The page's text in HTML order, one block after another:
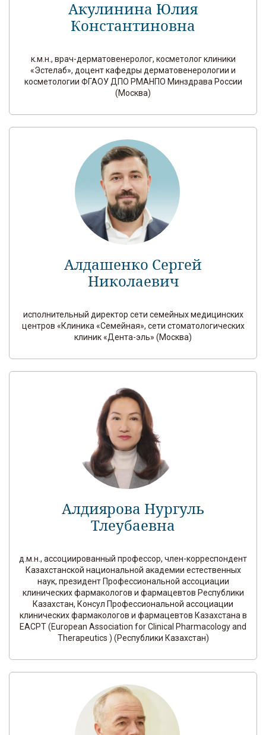
Акулинина Юлия
Константиновна
к.м.н., врач-дерматовенеролог, косметолог клиники
«Эстелаб», доцент кафедры дерматовенерологии и
косметологии ФГАОУ ДПО РМАНПО Минздрава России
(Москва)
Алдашенко Сергей
Николаевич
исполнительный директор сети семейных медицинских
центров «Клиника «Семейная», сети стоматологических
клиник «Дента-эль» (Москва)
Алдиярова Нургуль
Тлеубаевна
д.м.н., ассоциированный профессор, член-корреспондент
Казахстанской национальной академии естественных
наук, президент Профессиональной ассоциации
клинических фармакологов и фармацевтов Республики
Казахстан, Консул Профессиональной ассоциации
клинических фармакологов и фармацевтов Казахстана в
EACPT (European Association for Clinical Pharmacology and
Therapeutics ) (Республики Казахстан)